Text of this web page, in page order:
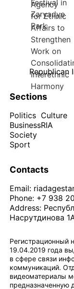
Republican
Sections
Politics
Business
Society
Sport
Culture
RIA
Contacts
Email:
Phone: +7 938
Address:
Насрутдинова
19.04.2019 года
в сфере связи
коммуникаций.
видеоматериалы
предназначенную